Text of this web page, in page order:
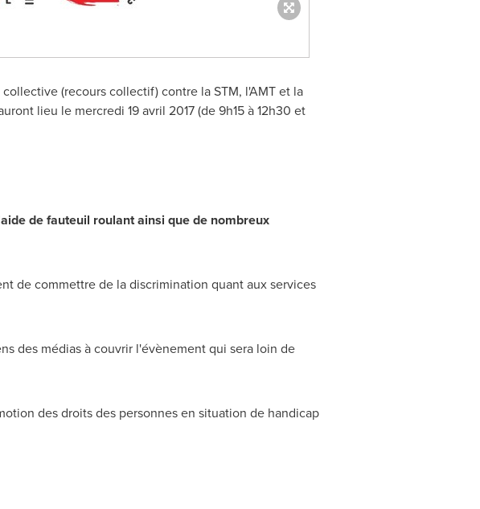
(recours collectif) contre la STM, l'AMT et la
lieu le mercredi 19 avril 2017 (de 9h15 à 12h30 et
de fauteuil roulant ainsi que de nombreux
de commettre de la discrimination quant aux services
des médias à couvrir l'évènement qui sera loin de
des droits des personnes en situation de handicap